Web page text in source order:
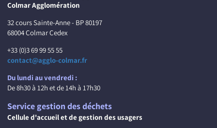
Colmar Agglomération
32 cours Sainte-Anne - BP 80197
68004 Colmar Cedex
+33 (0)3 69 99 55 55
contact@agglo-colmar.fr
Du lundi au vendredi :
De 8h30 à 12h et de 14h à 17h30
Service gestion des déchets
Cellule d'accueil et de gestion des usagers